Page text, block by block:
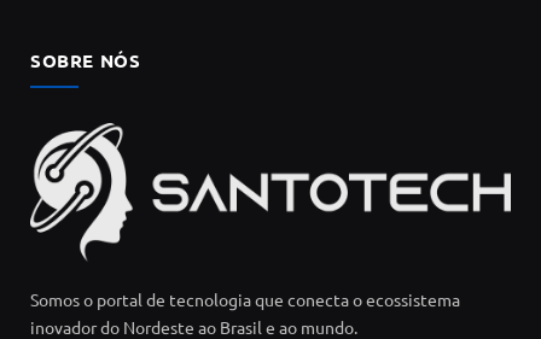
SOBRE NÓS
Somos o portal de tecnologia que conecta o ecossistema
inovador do Nordeste ao Brasil e ao mundo.